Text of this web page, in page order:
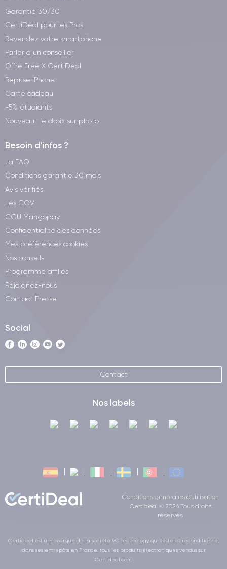
Garantie 30/30
CertiDeal pour les Pros
Revendez votre smartphone
Parler à un conseiller
Offre Free X CertiDeal
Reprise iPhone
Carte cadeau
-5% étudiants
Nouveau : le choix sur photo
Besoin d'infos ?
La FAQ
Conditions garantie 30 mois
Avis vérifiés
Les CGV
CGU Mangopay
Confidentialité des données
Mes préférences cookies
Nos conseils
Programme affiliés
Rejoignez-nous
Contact Presse
Social
Contact
Nos labels
Conditions générales d'utilisation
Certideal © 2026 Tous droits
réservés
Certideal est une marque de la société VC Technology qui teste et reconditionne,
dans ses entrepôts en France, tous les produits électroniques vendus sur
Certideal.com.